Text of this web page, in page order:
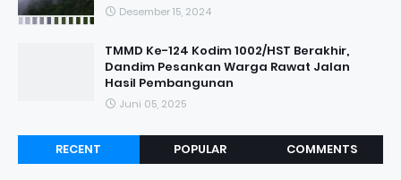
Desember 15, 2024
TMMD Ke-124 Kodim 1002/HST Berakhir,
Dandim Pesankan Warga Rawat Jalan
Hasil Pembangunan
Juni 05, 2025
RECENT POPULAR COMMENTS